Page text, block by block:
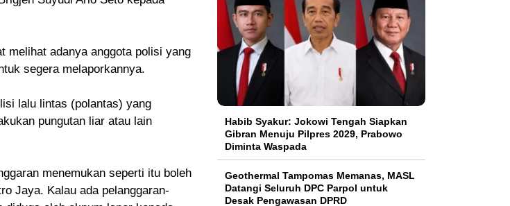
melihat adanya anggota polisi yang
segera melaporkannya.
lalu lintas (polantas) yang
pungutan liar atau lain
menemukan seperti itu boleh
Jaya. Kalau ada pelanggaran-
Habib Syakur: Jokowi Tengah Siapkan
Gibran Menuju Pilpres 2029, Prabowo
Diminta Waspada
Geothermal Tampomas Memanas, MASL
Datangi Seluruh DPC Parpol untuk
Desak Pengawasan DPRD